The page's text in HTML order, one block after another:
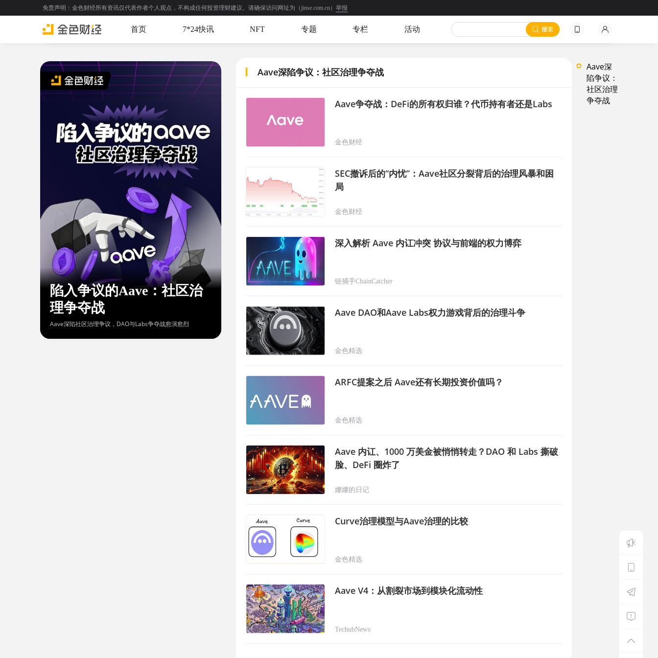
免责声明：金色财经所有资讯仅代表作者个人观点，不构成任何投资理财建议。请确保访问网址为（jinse.com.cn） 举报
首页 7*24快讯 NFT 专题 专栏 活动
陷入争议的Aave：社区治
理争夺战
Aave深陷社区治理争议，DAO与Labs争夺战愈演愈烈
Aave深陷争议：社区治理争夺战
Aave争夺战：DeFi的所有权归谁？代币持有者还是Labs
金色财经
SEC撤诉后的“内忧”：Aave社区分裂背后的治理风暴和困
局
金色财经
深入解析 Aave 内讧冲突 协议与前端的权力博弈
链捕手ChainCatcher
Aave DAO和Aave Labs权力游戏背后的治理斗争
金色精选
ARFC提案之后 Aave还有长期投资价值吗？
金色精选
Aave 内讧、1000 万美金被悄悄转走？DAO 和 Labs 撕破
脸、DeFi 圈炸了
娜娜的日记
Curve治理模型与Aave治理的比较
金色精选
Aave V4：从割裂市场到模块化流动性
TechubNews
Aave深
陷争议：
社区治理
争夺战